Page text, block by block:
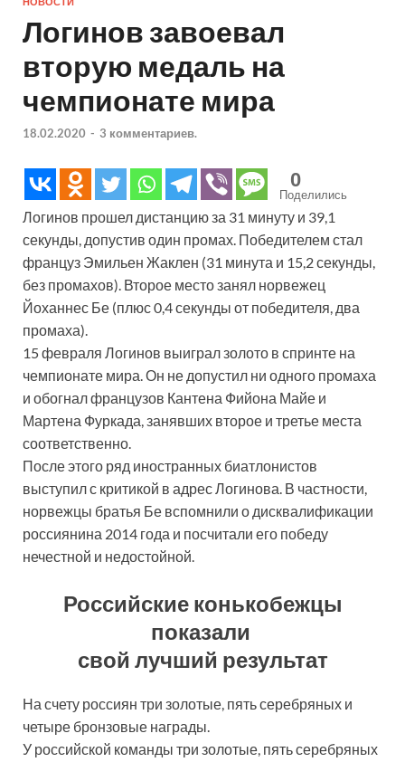
Логинов завоевал
вторую медаль на
чемпионате мира
18.02.2020 - 3 комментариев.
0
Поделились
Логинов прошел дистанцию за 31 минуту и 39,1
секунды, допустив один промах. Победителем стал
француз Эмильен Жаклен (31 минута и 15,2 секунды,
без промахов). Второе место занял норвежец
Йоханнес Бе (плюс 0,4 секунды от победителя, два
промаха).
15 февраля Логинов выиграл золото в спринте на
чемпионате мира. Он не допустил ни одного промаха
и обогнал французов Кантена Фийона Майе и
Мартена Фуркада, занявших второе и третье места
соответственно.
После этого ряд иностранных биатлонистов
выступил с критикой в адрес Логинова. В частности,
норвежцы братья Бе вспомнили о дисквалификации
россиянина 2014 года и посчитали его победу
нечестной и недостойной.
Российские конькобежцы
показали
свой лучший результат
На счету россиян три золотые, пять серебряных и
четыре бронзовые награды.
У российской команды три золотые, пять серебряных